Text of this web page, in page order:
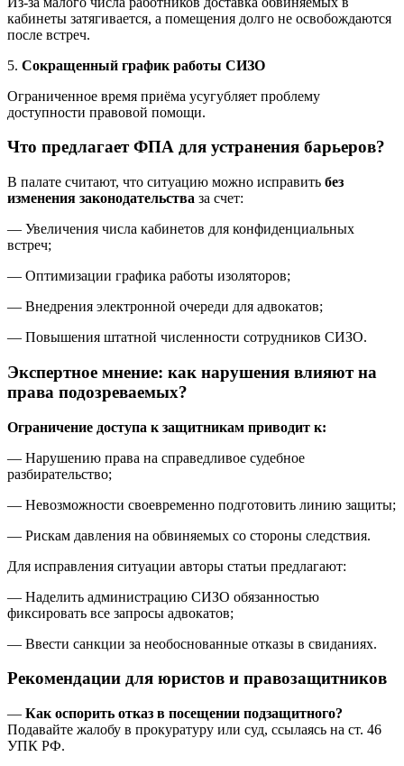
кабинеты затягивается, а помещения долго не освобождаются
после встреч.
5. Сокращенный график работы СИЗО
Ограниченное время приёма усугубляет проблему
доступности правовой помощи.
Что предлагает ФПА для устранения барьеров?
В палате считают, что ситуацию можно исправить без
изменения законодательства за счет:
— Увеличения числа кабинетов для конфиденциальных
встреч;
— Оптимизации графика работы изоляторов;
— Внедрения электронной очереди для адвокатов;
— Повышения штатной численности сотрудников СИЗО.
Экспертное мнение: как нарушения влияют на
права подозреваемых?
Ограничение доступа к защитникам приводит к:
— Нарушению права на справедливое судебное
разбирательство;
— Невозможности своевременно подготовить линию защиты;
— Рискам давления на обвиняемых со стороны следствия.
Для исправления ситуации авторы статьи предлагают:
— Наделить администрацию СИЗО обязанностью
фиксировать все запросы адвокатов;
— Ввести санкции за необоснованные отказы в свиданиях.
Рекомендации для юристов и правозащитников
— Как оспорить отказ в посещении подзащитного?
Подавайте жалобу в прокуратуру или суд, ссылаясь на ст. 46
УПК РФ.